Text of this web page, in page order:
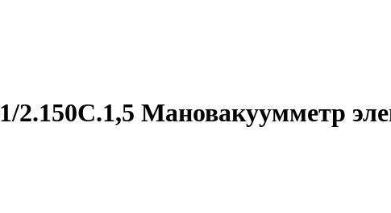
2.150C.1,5 Мановакуумметр